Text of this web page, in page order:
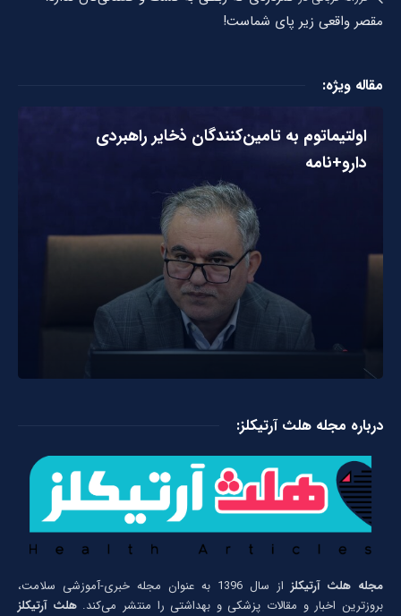
مقصر واقعی زیر پای شماست!
مقاله ویژه:
اولتیماتوم به تامین‌کنندگان ذخایر راهبردی
دارو+نامه
درباره مجله هلث آرتیکلز:
مجله هلث آرتیکلز
از سال 1396 به عنوان مجله خبری-آموزشی سلامت،
بروزترین اخبار و مقالات پزشکی و بهداشتی را منتشر می‌کند.هلث آرتیکلز